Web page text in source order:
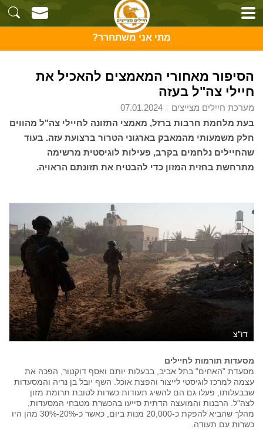
מתי אני משתחרר?
הסיפור מאחורי המאמצים להאכיל את
חיילי צה"ל בעזה
מערכת חיילים מצייצים
בעת מלחמת חרבות ברזל, מאמצי התזונה לחיילי צה"ל מהווים
חלק משמעותי מהמאבק בארגוני הטרור ברצועת עזה. בעוד
שהחיילים נלחמים בקרב, פעילות לוגיסטית מרשימה
מתרחשת בחזית המזון כדי להבטיח את תזונתם הראויה.
דו"צ
מסעדות תורמות לחיילים
מסעדת "האחים" בתל אביב, בבעלות יותם ואסף דוקטור, הפכה את
עצמה למרכז לוגיסטי לייצור והפצת אוכל. השף יובל בן נריה והמסעדות
שבבעלותו, פעלו גם הם להשיג תעודות כשרות לטובת תרומת מזון
לצה"ל. הרבנות והמועצה הדתית סייעו בהכשרת מטבחי המסעדות,
מהלך שהביא להפקת כ-20,000 מנות ביום, כאשר כ-20%-30% מהן היו
כשרות עם תעודה.